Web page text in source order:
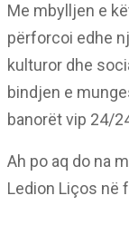
Me mbylljen e
përforcoi edhe
kulturor dhe
bindjen e
banorët vip 24/
Ah po aq do na
Ledion Liços në